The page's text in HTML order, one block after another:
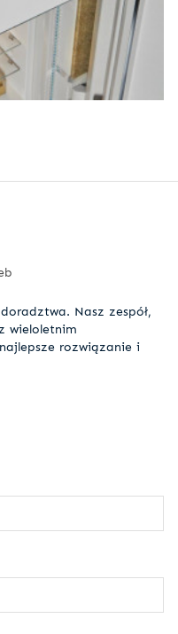
Nasz zespół,
wieloletnim
rozwiązanie i